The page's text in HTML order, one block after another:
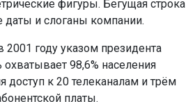
платы.
области. Его
транслировать сигнал даже в
пункты региона.